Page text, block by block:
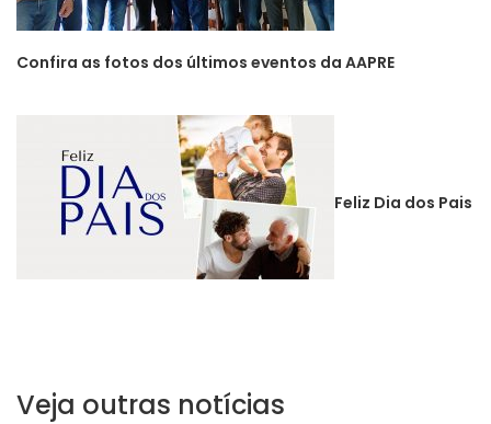
Confira as fotos dos últimos eventos da AAPRE
Feliz Dia dos Pais
Veja outras notícias